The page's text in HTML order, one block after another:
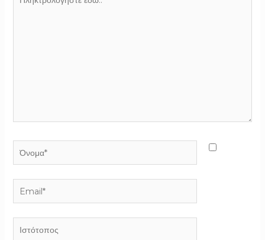
Όνομα*
Email*
Ιστότοπος